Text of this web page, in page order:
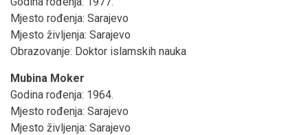
Mjesto rođenja: Sarajevo
Mjesto življenja: Sarajevo
Obrazovanje: Doktor islamskih nauka
Mubina Moker
Godina rođenja: 1964.
Mjesto rođenja: Sarajevo
Mjesto življenja: Sarajevo